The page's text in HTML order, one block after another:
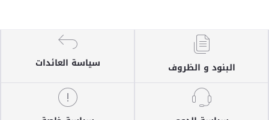
البنود و الظروف سياسة العائدات